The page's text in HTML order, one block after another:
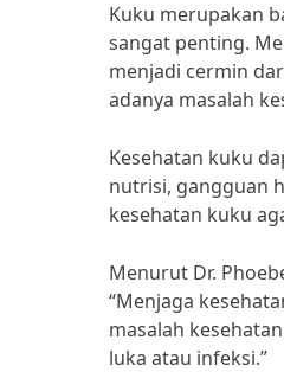
Kuku merupakan
sangat penting.
menjadi cermin
adanya masalah
Kesehatan kuku
nutrisi, gangguan
kesehatan kuku
Menurut Dr.
“Menjaga
masalah
luka atau infeksi.”